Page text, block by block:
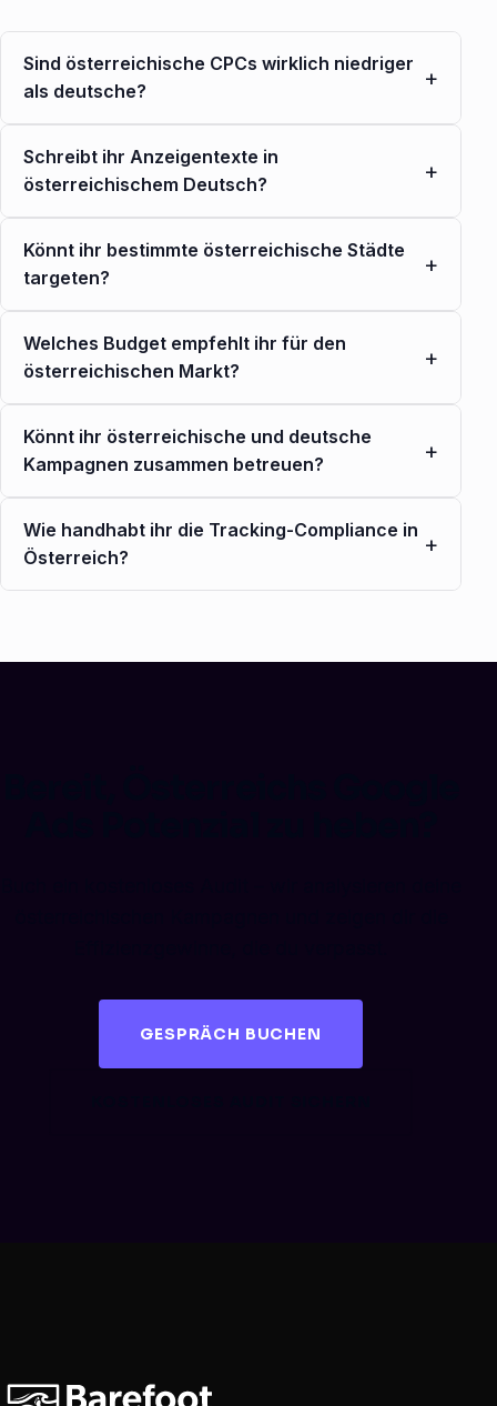
Sind österreichische CPCs wirklich niedriger
als deutsche?
+
Schreibt ihr Anzeigentexte in
österreichischem Deutsch?
+
Könnt ihr bestimmte österreichische Städte
targeten?
+
Welches Budget empfehlt ihr für den
österreichischen Markt?
+
Könnt ihr österreichische und deutsche
Kampagnen zusammen betreuen?
+
Wie handhabt ihr die Tracking-Compliance in
Österreich?
+
GESPRÄCH BUCHEN